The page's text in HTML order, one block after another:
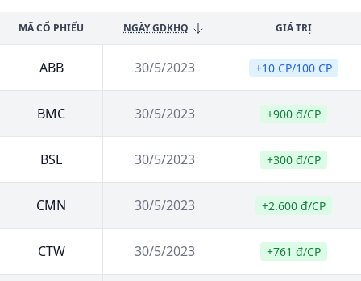
MÃ CỔ PHIẾU NGÀY GDKHQ GIÁ TRỊ
ABB 30/5/2023 +10 CP/100 CP
BMC 30/5/2023 +900 đ/CP
BSL 30/5/2023 +300 đ/CP
CMN 30/5/2023 +2.600 đ/CP
CTW 30/5/2023 +761 đ/CP